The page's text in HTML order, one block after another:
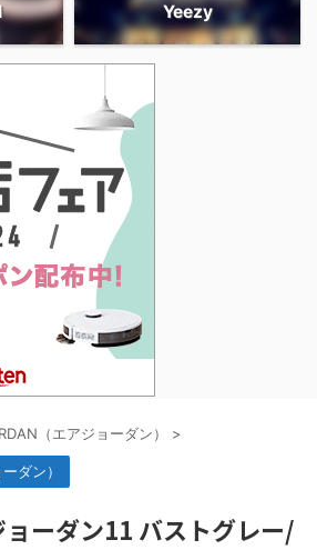
Yeezy
（エアジョーダン） >
ダン）
ーダン11 バストグレー/